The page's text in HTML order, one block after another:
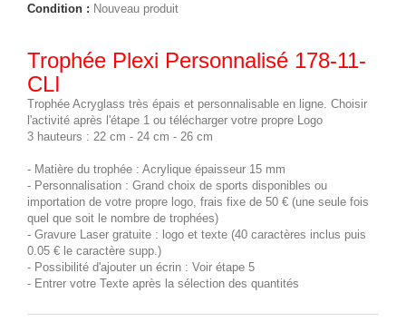
Condition : Nouveau produit
Trophée Plexi Personnalisé 178-11-
CLI
Trophée Acryglass très épais et personnalisable en ligne. Choisir
l'activité après l'étape 1 ou télécharger votre propre Logo
3 hauteurs : 22 cm - 24 cm - 26 cm
- Matière du trophée : Acrylique épaisseur 15 mm
- Personnalisation : Grand choix de sports disponibles ou
importation de votre propre logo, frais fixe de 50 € (une seule fois
quel que soit le nombre de trophées)
- Gravure Laser gratuite : logo et texte (40 caractères inclus puis
0.05 € le caractère supp.)
- Possibilité d'ajouter un écrin : Voir étape 5
- Entrer votre Texte après la sélection des quantités